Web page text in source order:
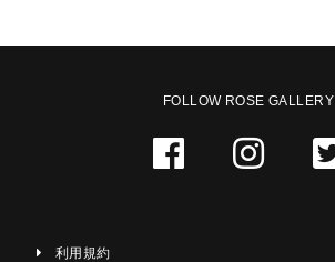
FOLLOW ROSE GALLERY
利用規約